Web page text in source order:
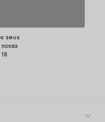
seus